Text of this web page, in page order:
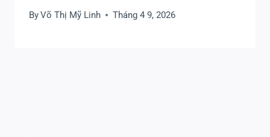
Đúng Để Nhanh, Gọn, Không Hư Hỏng
ByVõ Thị Mỹ Linh Tháng 4 9, 2026